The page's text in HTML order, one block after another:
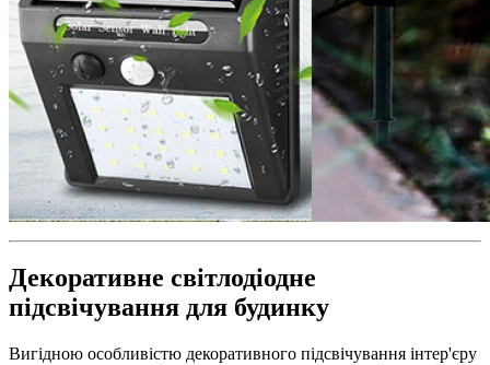
Декоративне світлодіодне
підсвічування для будинку
Вигідною особливістю декоративного підсвічування інтер'єру